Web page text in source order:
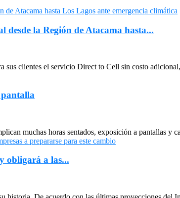
la Región de Atacama hasta...
sus clientes el servicio Direct to Cell sin costo
muchas horas sentados, exposición a pantallas y
obligará a las...